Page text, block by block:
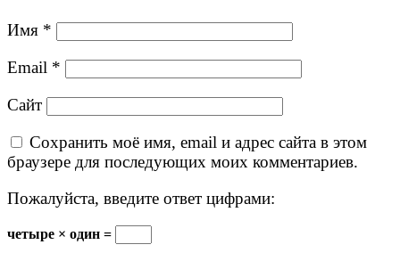
Имя *
Email *
Сайт
Сохранить моё имя, email и адрес сайта в этом
браузере для последующих моих комментариев.
Пожалуйста, введите ответ цифрами:
четыре × один =